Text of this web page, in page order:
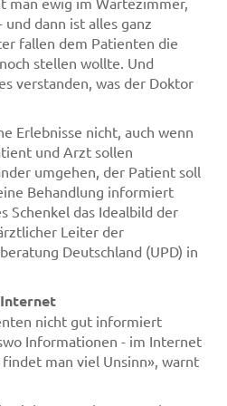
dann ist alles ganz
fallen dem Patienten die
stellen wollte. Und
verstanden, was der Doktor
Erlebnisse nicht, auch wenn
und Arzt sollen
umgehen, der Patient soll
Behandlung informiert
Schenkel das Idealbild der
Leiter der
Deutschland (UPD) in
nicht gut informiert
Informationen - im Internet
man viel Unsinn», warnt